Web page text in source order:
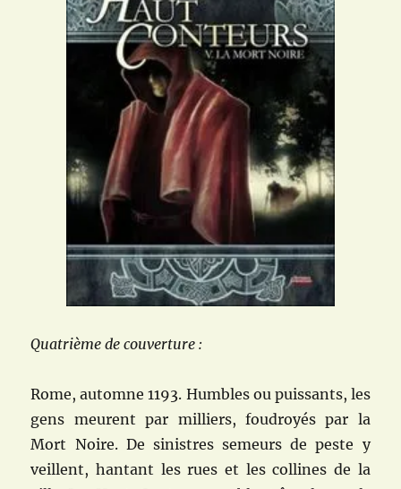
Quatrième de couverture :
Rome, automne 1193. Humbles ou puissants, les
gens meurent par milliers, foudroyés par la
Mort Noire. De sinistres semeurs de peste y
veillent, hantant les rues et les collines de la